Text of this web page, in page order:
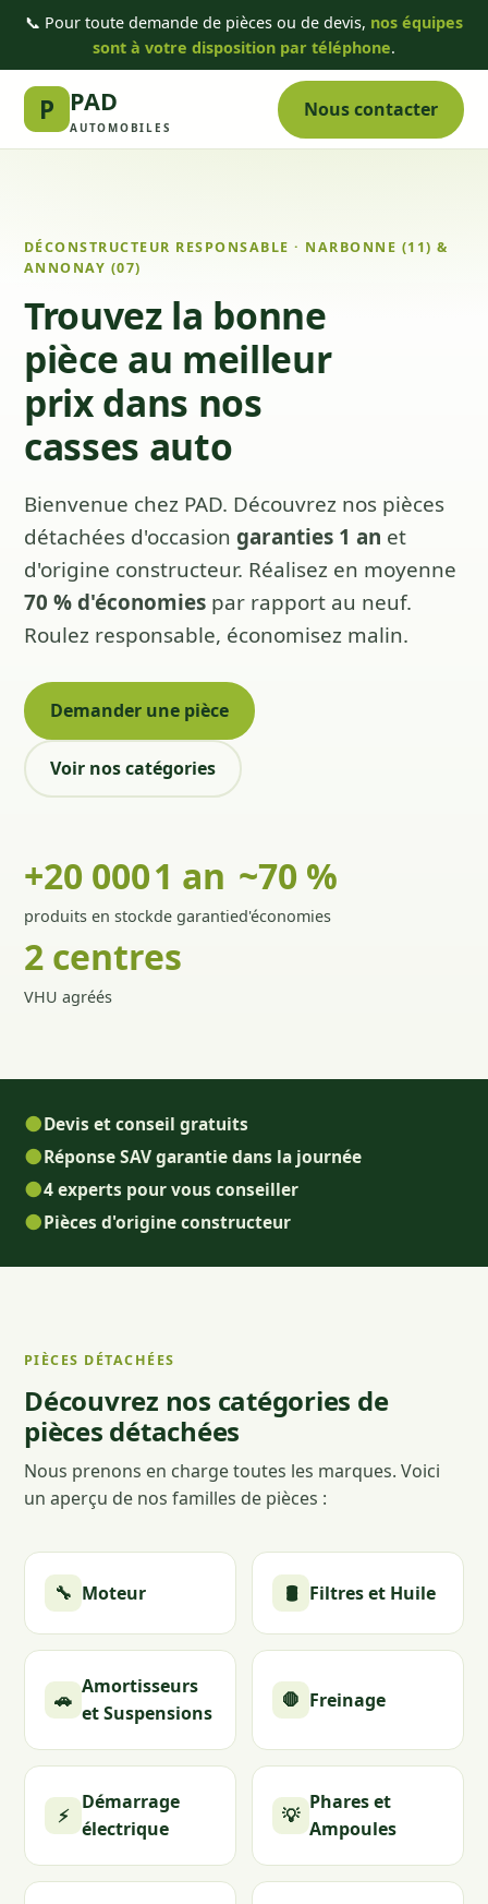
📞 Pour toute demande de pièces ou de devis, nos équipes
sont à votre disposition par téléphone.
P PAD
AUTOMOBILES
Nous contacter
DÉCONSTRUCTEUR RESPONSABLE · NARBONNE (11) &
ANNONAY (07)
Trouvez la bonne
pièce au meilleur
prix dans nos
casses auto
Bienvenue chez PAD. Découvrez nos pièces
détachées d'occasion garanties 1 an et
d'origine constructeur. Réalisez en moyenne
70 % d'économies par rapport au neuf.
Roulez responsable, économisez malin.
Demander une pièce
Voir nos catégories
+20 000
produits en stock
1 an
de garantie
~70 %
d'économies
2 centres
VHU agréés
●Devis et conseil gratuits
●Réponse SAV garantie dans la journée
●4 experts pour vous conseiller
●Pièces d'origine constructeur
PIÈCES DÉTACHÉES
Découvrez nos catégories de
pièces détachées
Nous prenons en charge toutes les marques. Voici
un aperçu de nos familles de pièces :
🔧 Moteur 🛢️ Filtres et Huile
🚗
Amortisseurs
et Suspensions
🛑 Freinage
⚡
Démarrage
électrique
💡
Phares et
Ampoules